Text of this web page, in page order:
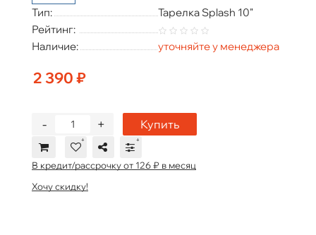
Тип:
Тарелка Splash 10"
Рейтинг:
Наличие:
уточняйте у менеджера
2 390 ₽
+
- Купить
В кредит/рассрочку от 126 ₽ в месяц
Хочу скидку!